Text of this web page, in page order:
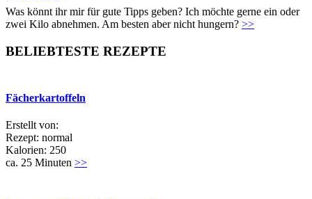
Was könnt ihr mir für gute Tipps geben? Ich möchte gerne ein oder
zwei Kilo abnehmen. Am besten aber nicht hungern? >>
BELIEBTESTE REZEPTE
Fächerkartoffeln
Erstellt von:
Rezept: normal
Kalorien: 250
ca. 25 Minuten >>